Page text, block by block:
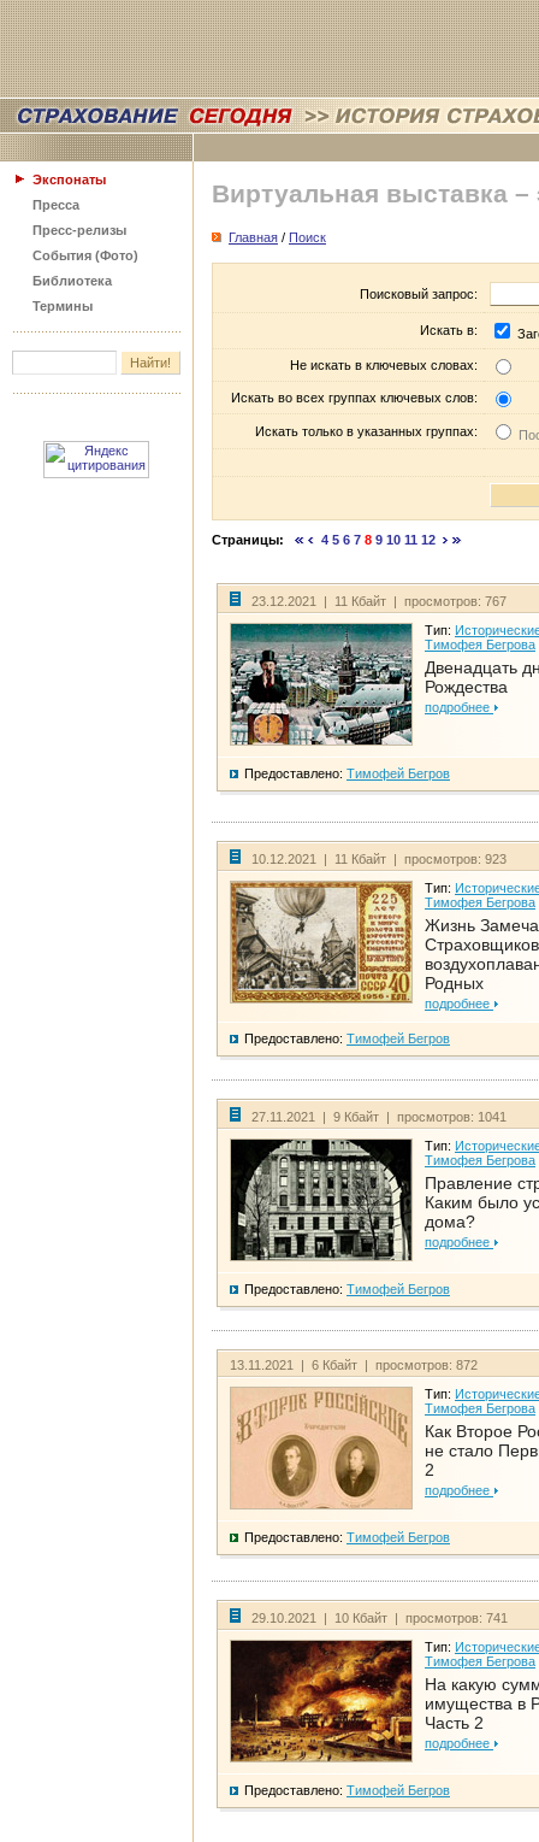
Экспонаты
Пресса
Пресс-релизы
События (Фото)
Библиотека
Термины
Виртуальная выставка –
Главная / Поиск
Поисковый запрос:
Искать в:
Не искать в ключевых словах:
Искать во всех группах ключевых слов:
Искать только в указанных группах:
Страницы: 4 5 6 7 8 9 10 11 12
23.12.2021 | 11 Кбайт | просмотров: 767
Тип:
Тимофея Бегрова
Двенадцать
Рождества
подробнее
Предоставлено: Тимофей Бегров
10.12.2021 | 11 Кбайт | просмотров: 923
Тип:
Тимофея Бегрова
Жизнь
Родных
подробнее
Предоставлено: Тимофей Бегров
27.11.2021 | 9 Кбайт | просмотров: 1041
Тип:
Тимофея Бегрова
Правление
Каким было
дома?
подробнее
Предоставлено: Тимофей Бегров
13.11.2021 | 6 Кбайт | просмотров: 872
Тип:
Тимофея Бегрова
Как Второе
не стало
2
подробнее
Предоставлено: Тимофей Бегров
29.10.2021 | 10 Кбайт | просмотров: 741
Тип:
Тимофея Бегрова
На какую
имущества в
Часть 2
подробнее
Предоставлено: Тимофей Бегров